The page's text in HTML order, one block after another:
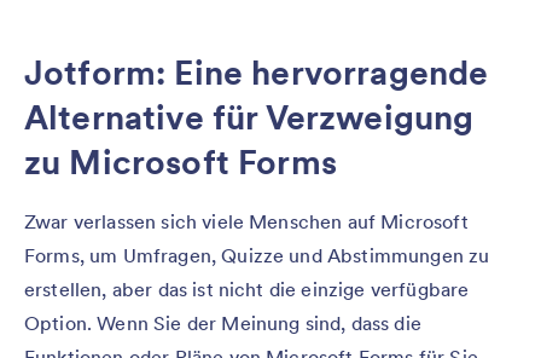
Jotform: Eine hervorragende
Alternative für Verzweigung
zu Microsoft Forms
Zwar verlassen sich viele Menschen auf Microsoft
Forms, um Umfragen, Quizze und Abstimmungen zu
erstellen, aber das ist nicht die einzige verfügbare
Option. Wenn Sie der Meinung sind, dass die